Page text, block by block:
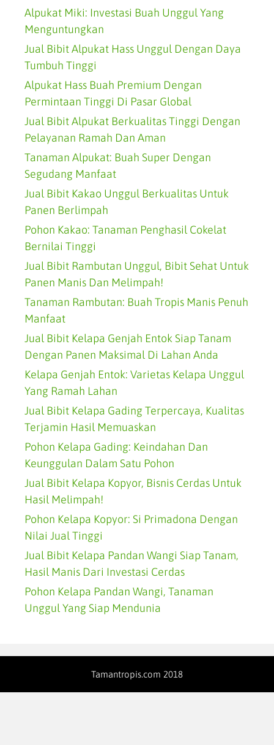
Alpukat Miki: Investasi Buah Unggul Yang
Menguntungkan
Jual Bibit Alpukat Hass Unggul Dengan Daya
Tumbuh Tinggi
Alpukat Hass Buah Premium Dengan
Permintaan Tinggi Di Pasar Global
Jual Bibit Alpukat Berkualitas Tinggi Dengan
Pelayanan Ramah Dan Aman
Tanaman Alpukat: Buah Super Dengan
Segudang Manfaat
Jual Bibit Kakao Unggul Berkualitas Untuk
Panen Berlimpah
Pohon Kakao: Tanaman Penghasil Cokelat
Bernilai Tinggi
Jual Bibit Rambutan Unggul, Bibit Sehat Untuk
Panen Manis Dan Melimpah!
Tanaman Rambutan: Buah Tropis Manis Penuh
Manfaat
Jual Bibit Kelapa Genjah Entok Siap Tanam
Dengan Panen Maksimal Di Lahan Anda
Kelapa Genjah Entok: Varietas Kelapa Unggul
Yang Ramah Lahan
Jual Bibit Kelapa Gading Terpercaya, Kualitas
Terjamin Hasil Memuaskan
Pohon Kelapa Gading: Keindahan Dan
Keunggulan Dalam Satu Pohon
Jual Bibit Kelapa Kopyor, Bisnis Cerdas Untuk
Hasil Melimpah!
Pohon Kelapa Kopyor: Si Primadona Dengan
Nilai Jual Tinggi
Jual Bibit Kelapa Pandan Wangi Siap Tanam,
Hasil Manis Dari Investasi Cerdas
Pohon Kelapa Pandan Wangi, Tanaman
Unggul Yang Siap Mendunia
Tamantropis.com 2018